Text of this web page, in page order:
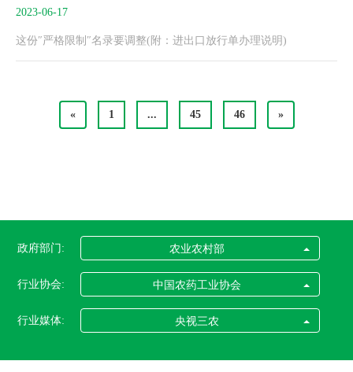
2023-06-17
这份″严格限制″名录要调整(附：进出口放行单办理说明)
« 1 ... 45 46 »
政府部门: 农业农村部
行业协会: 中国农药工业协会
行业媒体: 央视三农